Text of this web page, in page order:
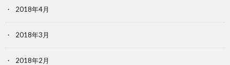
2018年4月
2018年3月
2018年2月